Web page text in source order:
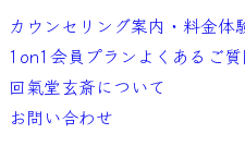
カウンセリング案内・料金体
1on1 会員プラン よくあるご質
回氣堂玄斎について
お問い合わせ